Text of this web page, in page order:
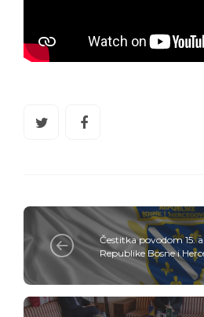
Čestitka povodom 15.
Republike Bosne i